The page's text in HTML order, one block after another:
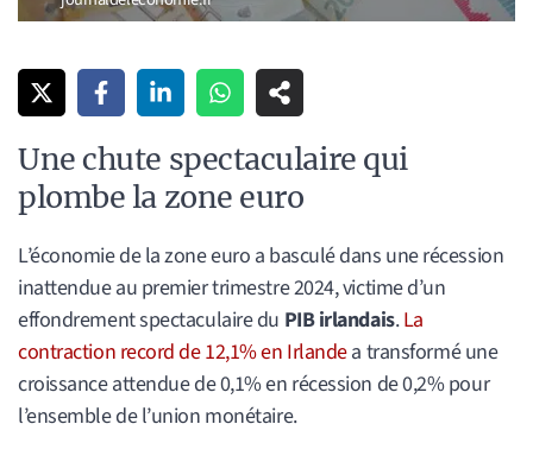
Une chute spectaculaire qui
plombe la zone euro
L’économie de la zone euro a basculé dans une récession
inattendue au premier trimestre 2024, victime d’un
effondrement spectaculaire du PIB irlandais.La
contraction record de 12,1% en Irlandea transformé une
croissance attendue de 0,1% en récession de 0,2% pour
l’ensemble de l’union monétaire.